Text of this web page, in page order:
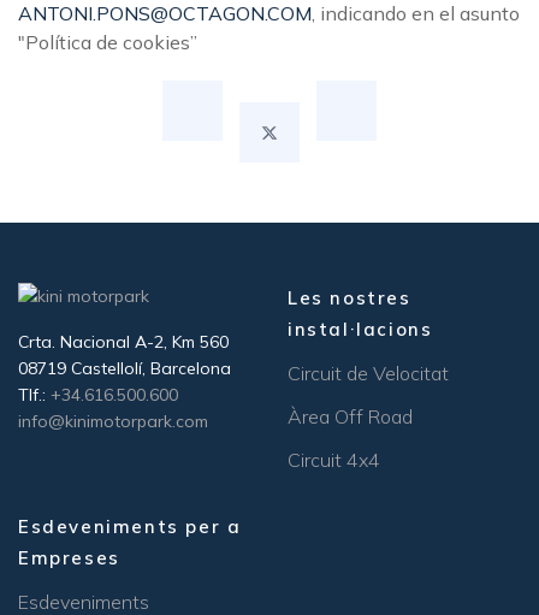
ANTONI.PONS@OCTAGON.COM, indicando en el asunto
"Política de cookies”
Crta. Nacional A-2, Km 560
08719 Castellolí, Barcelona
Tlf.: +34.616.500.600
info@kinimotorpark.com
Les nostres
instal·lacions
Circuit de Velocitat
Àrea Off Road
Circuit 4x4
Esdeveniments per a
Empreses
Esdeveniments